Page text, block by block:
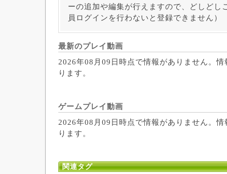
ーの追加や編集が行えますので、どしどし
員ログインを行わないと登録できません）
最新のプレイ動画
2026年08月09日時点で情報がありません。
ります。
ゲームプレイ動画
2026年08月09日時点で情報がありません。
ります。
関連タグ